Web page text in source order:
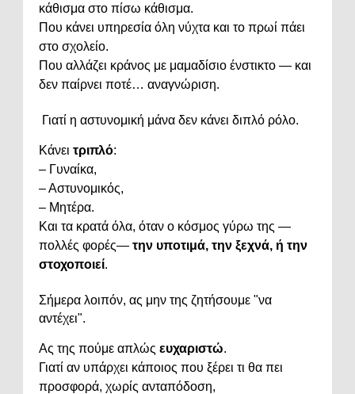
κάθισμα στο πίσω κάθισμα.
Που κάνει υπηρεσία όλη νύχτα και το πρωί πάει
στο σχολείο.
Που αλλάζει κράνος με μαμαδίσιο ένστικτο — και
δεν παίρνει ποτέ… αναγνώριση.
Γιατί η αστυνομική μάνα δεν κάνει διπλό ρόλο.
Κάνει τριπλό:
– Γυναίκα,
–Αστυνομικός,
– Μητέρα.
Και τα κρατά όλα, όταν ο κόσμος γύρω της —
πολλές φορές— την υποτιμά, την ξεχνά, ή την
στοχοποιεί.
Σήμερα λοιπόν, ας μην της ζητήσουμε "να
αντέχει".
Ας της πούμε απλώς ευχαριστώ.
Γιατί αν υπάρχει κάποιος που ξέρει τι θα πει
προσφορά, χωρίς ανταπόδοση,